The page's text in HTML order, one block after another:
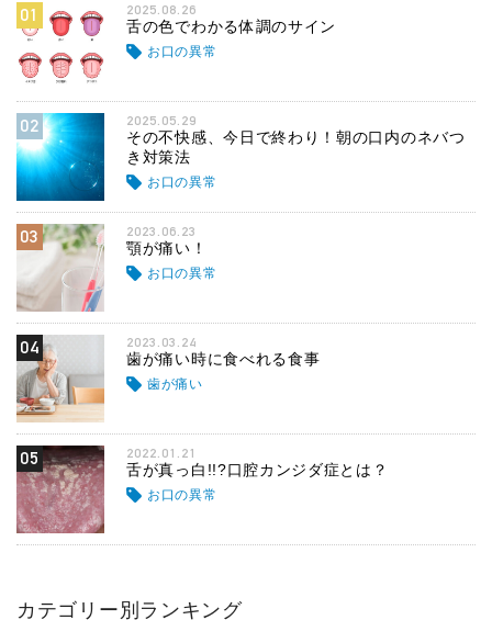
01 2025.08.26
舌の色でわかる体調のサイン
お口の異常
02 2025.05.29
その不快感、今日で終わり！朝の口内のネバつ
き対策法
お口の異常
03 2023.06.23
顎が痛い！
お口の異常
04 2023.03.24
歯が痛い時に食べれる食事
歯が痛い
05 2022.01.21
舌が真っ白!!?口腔カンジダ症とは？
お口の異常
カテゴリー別ランキング